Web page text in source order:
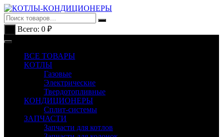
Перейти
к
содержимому
Всего: 0 ₽
ВСЕ ТОВАРЫ
КОТЛЫ
Газовые
Электрические
Твердотопливные
КОНДИЦИОНЕРЫ
Сплит-системы
ЗАПЧАСТИ
Запчасти для котлов